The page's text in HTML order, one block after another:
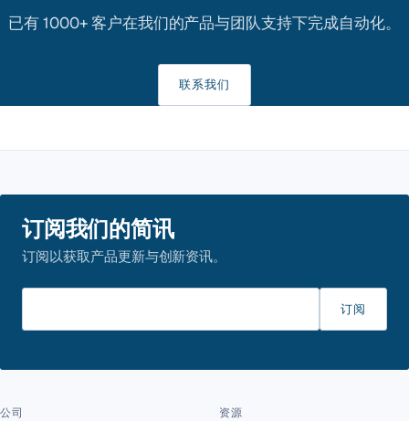
已有 1000+ 客户在我们的产品与团队支持下完成自动化。
联系我们
订阅我们的简讯
订阅以获取产品更新与创新资讯。
订阅
公司 资源